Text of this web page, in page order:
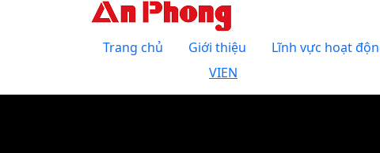
Trang chủ Giới thiệu Lĩnh vực hoạt
VIEN